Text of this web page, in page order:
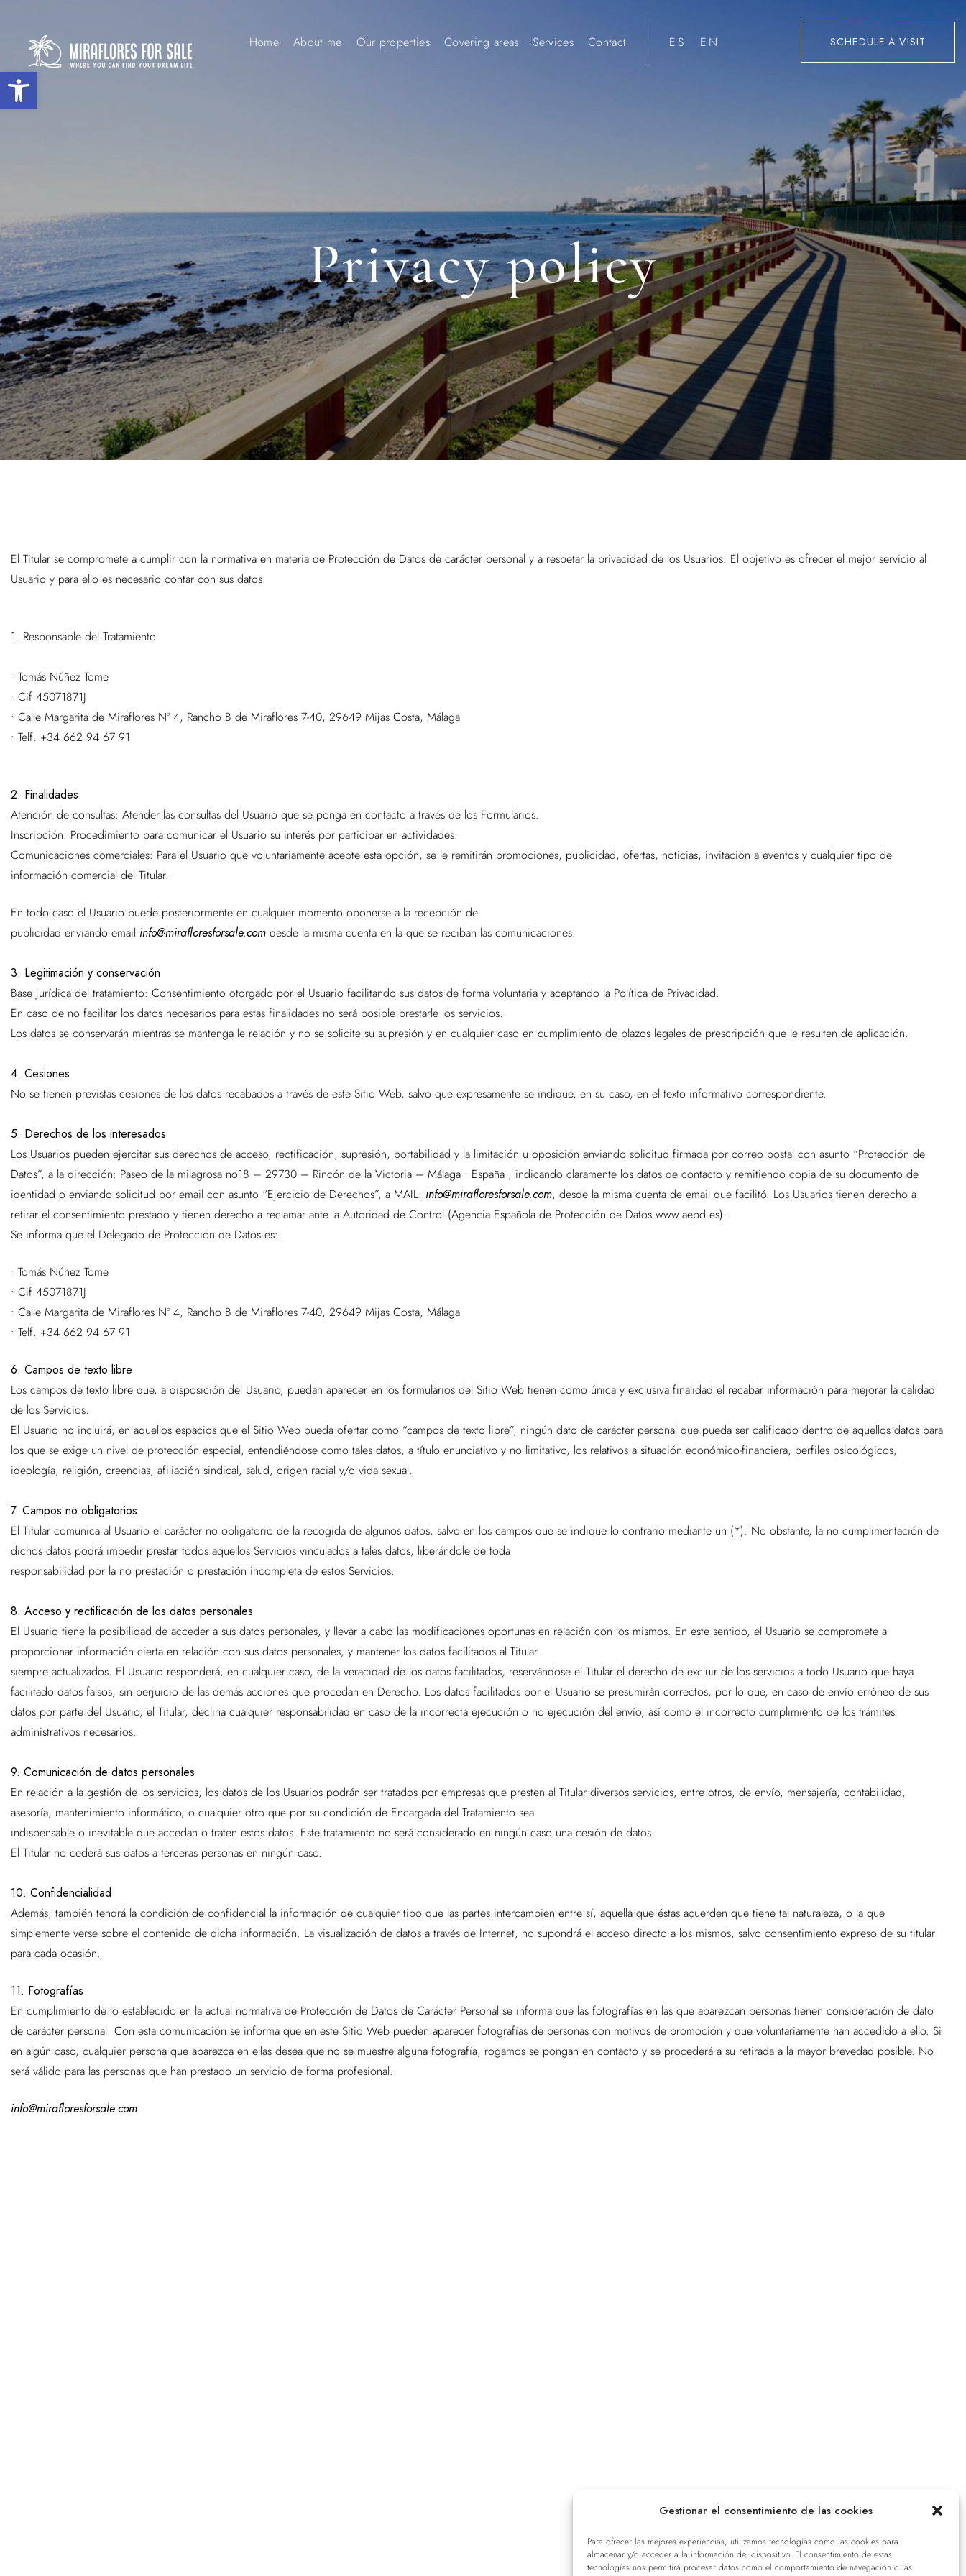
Open toolbar
Gestionar el consentimiento de las cookies
Para ofrecer las mejores experiencias, utilizamos tecnologías como las cookies para
almacenar y/o acceder a la información del dispositivo. El consentimiento de estas
tecnologías nos permitirá procesar datos como el comportamiento de navegación o las
Home About me Our properties Covering areas Services Contact ESPAÑOLENGLISH SCHEDULE A VISIT
Privacy policy
El Titular se compromete a cumplir con la normativa en materia de Protección de Datos de carácter personal y a respetar la privacidad de los Usuarios. El objetivo es ofrecer el mejor servicio al
Usuario y para ello es necesario contar con sus datos.
1. Responsable del Tratamiento
• Tomás Núñez Tome
• Cif 45071871J
• Calle Margarita de Miraflores Nº 4, Rancho B de Miraflores 7-40, 29649 Mijas Costa, Málaga
• Telf. +34 662 94 67 91
2. Finalidades
Atención de consultas: Atender las consultas del Usuario que se ponga en contacto a través de los Formularios.
Inscripción: Procedimiento para comunicar el Usuario su interés por participar en actividades.
Comunicaciones comerciales: Para el Usuario que voluntariamente acepte esta opción, se le remitirán promociones, publicidad, ofertas, noticias, invitación a eventos y cualquier tipo de
información comercial del Titular.
En todo caso el Usuario puede posteriormente en cualquier momento oponerse a la recepción de
publicidad enviando email info@mirafloresforsale.com desde la misma cuenta en la que se reciban las comunicaciones.
3. Legitimación y conservación
Base jurídica del tratamiento: Consentimiento otorgado por el Usuario facilitando sus datos de forma voluntaria y aceptando la Política de Privacidad.
En caso de no facilitar los datos necesarios para estas finalidades no será posible prestarle los servicios.
Los datos se conservarán mientras se mantenga le relación y no se solicite su supresión y en cualquier caso en cumplimiento de plazos legales de prescripción que le resulten de aplicación.
4. Cesiones
No se tienen previstas cesiones de los datos recabados a través de este Sitio Web, salvo que expresamente se indique, en su caso, en el texto informativo correspondiente.
5. Derechos de los interesados
Los Usuarios pueden ejercitar sus derechos de acceso, rectificación, supresión, portabilidad y la limitación u oposición enviando solicitud firmada por correo postal con asunto “Protección de
Datos”, a la dirección: Paseo de la milagrosa no18 – 29730 – Rincón de la Victoria – Málaga • España , indicando claramente los datos de contacto y remitiendo copia de su documento de
identidad o enviando solicitud por email con asunto “Ejercicio de Derechos”, a MAIL: info@mirafloresforsale.com, desde la misma cuenta de email que facilitó. Los Usuarios tienen derecho a
retirar el consentimiento prestado y tienen derecho a reclamar ante la Autoridad de Control (Agencia Española de Protección de Datos www.aepd.es).
Se informa que el Delegado de Protección de Datos es:
• Tomás Núñez Tome
• Cif 45071871J
• Calle Margarita de Miraflores Nº 4, Rancho B de Miraflores 7-40, 29649 Mijas Costa, Málaga
• Telf. +34 662 94 67 91
6. Campos de texto libre
Los campos de texto libre que, a disposición del Usuario, puedan aparecer en los formularios del Sitio Web tienen como única y exclusiva finalidad el recabar información para mejorar la calidad
de los Servicios.
El Usuario no incluirá, en aquellos espacios que el Sitio Web pueda ofertar como “campos de texto libre”, ningún dato de carácter personal que pueda ser calificado dentro de aquellos datos para
los que se exige un nivel de protección especial, entendiéndose como tales datos, a título enunciativo y no limitativo, los relativos a situación económico-financiera, perfiles psicológicos,
ideología, religión, creencias, afiliación sindical, salud, origen racial y/o vida sexual.
7. Campos no obligatorios
El Titular comunica al Usuario el carácter no obligatorio de la recogida de algunos datos, salvo en los campos que se indique lo contrario mediante un (*). No obstante, la no cumplimentación de
dichos datos podrá impedir prestar todos aquellos Servicios vinculados a tales datos, liberándole de toda
responsabilidad por la no prestación o prestación incompleta de estos Servicios.
8. Acceso y rectificación de los datos personales
El Usuario tiene la posibilidad de acceder a sus datos personales, y llevar a cabo las modificaciones oportunas en relación con los mismos. En este sentido, el Usuario se compromete a
proporcionar información cierta en relación con sus datos personales, y mantener los datos facilitados al Titular
siempre actualizados. El Usuario responderá, en cualquier caso, de la veracidad de los datos facilitados, reservándose el Titular el derecho de excluir de los servicios a todo Usuario que haya
facilitado datos falsos, sin perjuicio de las demás acciones que procedan en Derecho. Los datos facilitados por el Usuario se presumirán correctos, por lo que, en caso de envío erróneo de sus
datos por parte del Usuario, el Titular, declina cualquier responsabilidad en caso de la incorrecta ejecución o no ejecución del envío, así como el incorrecto cumplimiento de los trámites
administrativos necesarios.
9. Comunicación de datos personales
En relación a la gestión de los servicios, los datos de los Usuarios podrán ser tratados por empresas que presten al Titular diversos servicios, entre otros, de envío, mensajería, contabilidad,
asesoría, mantenimiento informático, o cualquier otro que por su condición de Encargada del Tratamiento sea
indispensable o inevitable que accedan o traten estos datos. Este tratamiento no será considerado en ningún caso una cesión de datos.
El Titular no cederá sus datos a terceras personas en ningún caso.
10. Confidencialidad
Además, también tendrá la condición de confidencial la información de cualquier tipo que las partes intercambien entre sí, aquella que éstas acuerden que tiene tal naturaleza, o la que
simplemente verse sobre el contenido de dicha información. La visualización de datos a través de Internet, no supondrá el acceso directo a los mismos, salvo consentimiento expreso de su titular
para cada ocasión.
11. Fotografías
En cumplimiento de lo establecido en la actual normativa de Protección de Datos de Carácter Personal se informa que las fotografías en las que aparezcan personas tienen consideración de dato
de carácter personal. Con esta comunicación se informa que en este Sitio Web pueden aparecer fotografías de personas con motivos de promoción y que voluntariamente han accedido a ello. Si
en algún caso, cualquier persona que aparezca en ellas desea que no se muestre alguna fotografía, rogamos se pongan en contacto y se procederá a su retirada a la mayor brevedad posible. No
será válido para las personas que han prestado un servicio de forma profesional.
info@mirafloresforsale.com